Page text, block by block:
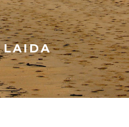
LAIDA